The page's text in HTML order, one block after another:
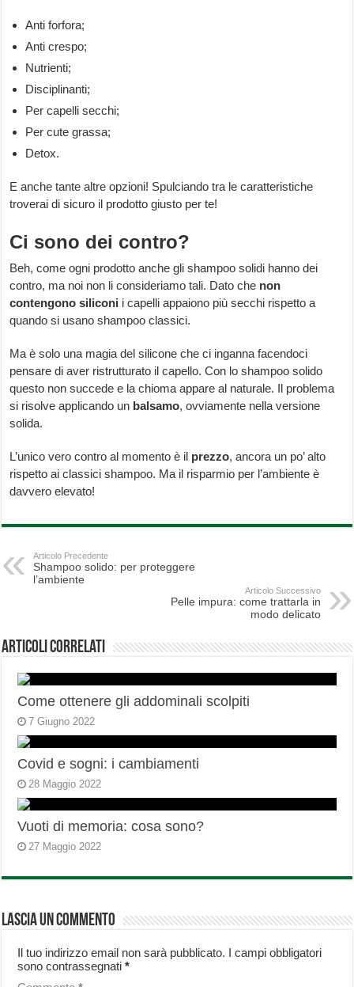
Anti forfora;
Anti crespo;
Nutrienti;
Disciplinanti;
Per capelli secchi;
Per cute grassa;
Detox.
E anche tante altre opzioni! Spulciando tra le caratteristiche
troverai di sicuro il prodotto giusto per te!
Ci sono dei contro?
Beh, come ogni prodotto anche gli shampoo solidi hanno dei
contro, ma noi non li consideriamo tali. Dato che non
contengono siliconi i capelli appaiono più secchi rispetto a
quando si usano shampoo classici.
Ma è solo una magia del silicone che ci inganna facendoci
pensare di aver ristrutturato il capello. Con lo shampoo solido
questo non succede e la chioma appare al naturale. Il problema
si risolve applicando un balsamo, ovviamente nella versione
solida.
L’unico vero contro al momento è il prezzo, ancora un po’ alto
rispetto ai classici shampoo. Ma il risparmio per l’ambiente è
davvero elevato!
Articolo Precedente
Shampoo solido: per proteggere
l’ambiente
Articolo Successivo
Pelle impura: come trattarla in
modo delicato
Articoli correlati
Come ottenere gli addominali scolpiti
7 Giugno 2022
Covid e sogni: i cambiamenti
28 Maggio 2022
Vuoti di memoria: cosa sono?
27 Maggio 2022
Lascia un commento
Il tuo indirizzo email non sarà pubblicato. I campi obbligatori
sono contrassegnati*